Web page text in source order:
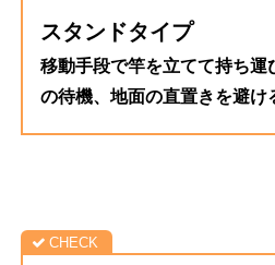
スタンドタイプ
移動手段で竿を立てて持ち運
の待機、地面の直置きを避け